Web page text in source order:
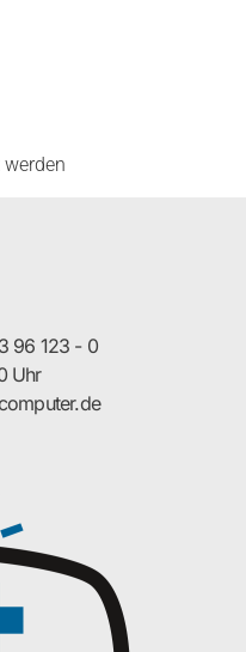
96 123 - 0
Uhr